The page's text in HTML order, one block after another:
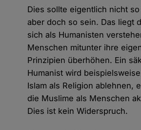
Dies sollte eigentlich nicht
aber doch so sein. Das liegt
sich als Humanisten
Menschen mitunter ihre
Prinzipien überhöhen. Ein
Humanist wird
Islam als Religion ablehnen,
die Muslime als Menschen
Dies ist kein Widerspruch.